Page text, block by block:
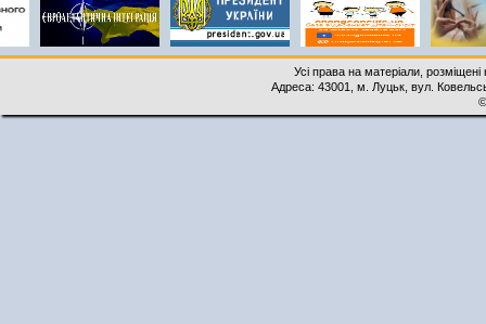
Усі права на матеріали,
Адреса: 43001, м. Луцьк, вул.